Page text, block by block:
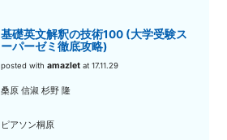
基礎英文解釈の技術100 (大学受験ス
ーパーゼミ徹底攻略)
posted withamazlet at 17.11.29
桑原 信淑 杉野 隆
ピアソン桐原